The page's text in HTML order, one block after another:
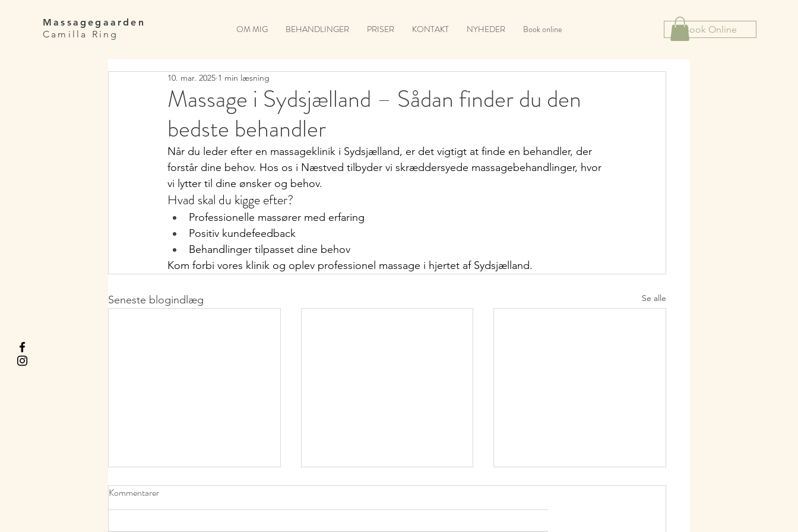
Massagegaarden
Camilla Ring
Book Online
OM MIG BEHANDLINGER PRISER KONTAKT NYHEDER Book online
Massage i Sydsjælland – Sådan finder du den
bedste behandler
10. mar. 2025 1 min læsning
Når du leder efter en massageklinik i Sydsjælland, er det vigtigt at finde en behandler, der
forstår dine behov. Hos os i Næstved tilbyder vi skræddersyede massagebehandlinger, hvor
vi lytter til dine ønsker og behov.
Hvad skal du kigge efter?
Professionelle massører med erfaring
Positiv kundefeedback
Behandlinger tilpasset dine behov
Kom forbi vores klinik og oplev professionel massage i hjertet af Sydsjælland.
Seneste blogindlæg Se alle
Gaveidéer til kvinder – Forkæl
Billig massage – Få professionel
Massage Sydsjælland – Den
Kommentarer